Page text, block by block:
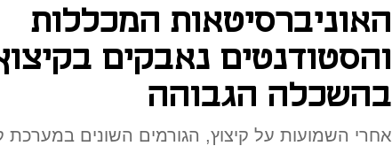
האוניברסיטאות המכללות
והסטודנטים נאבקים
בהשכלה הגבוהה
אחרי השמועות על קיצוץ, הגורמים השונים במערכת